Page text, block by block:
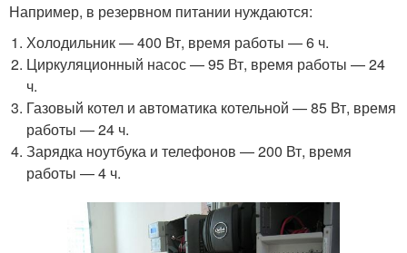
Например, в резервном питании нуждаются:
Холодильник — 400 Вт, время работы — 6 ч.
Циркуляционный насос — 95 Вт, время работы — 24
ч.
Газовый котел и автоматика котельной — 85 Вт, время
работы — 24 ч.
Зарядка ноутбука и телефонов — 200 Вт, время
работы — 4 ч.